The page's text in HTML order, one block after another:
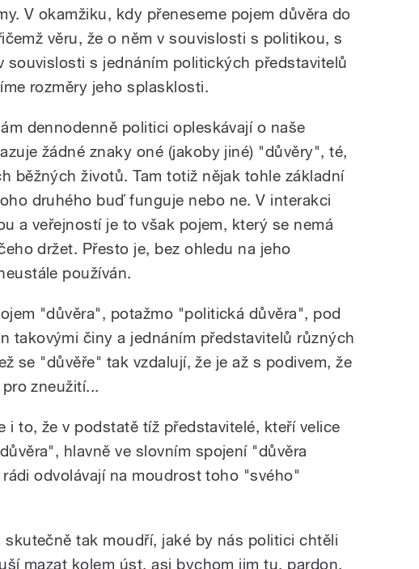
V okamžiku, kdy přeneseme pojem důvěra do
věru, že o něm v souvislosti s politikou, s
souvislosti s jednáním politických představitelů
rozměry jeho splasklosti.
dennodenně politici opleskávají o naše
žádné znaky oné (jakoby jiné) "důvěry", té,
běžných životů. Tam totiž nějak tohle základní
druhého buď funguje nebo ne. V interakci
a veřejností je to však pojem, který se nemá
držet. Přesto je, bez ohledu na jeho
používán.
"důvěra", potažmo "politická důvěra", pod
takovými činy a jednáním představitelů různých
se "důvěře" tak vzdalují, že je až s podivem, že
zneužití...
i to, že v podstatě tíž představitelé, kteří velice
hlavně ve slovním spojení "důvěra
odvolávají na moudrost toho "svého"
tak moudří, jaké by nás politici chtěli
mazat kolem úst, asi bychom jim tu, pardon,